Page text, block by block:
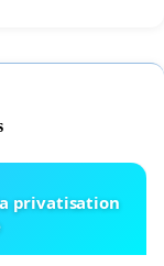
la privatisation